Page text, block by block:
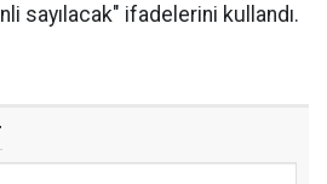
sayılacak" ifadelerini kullandı.